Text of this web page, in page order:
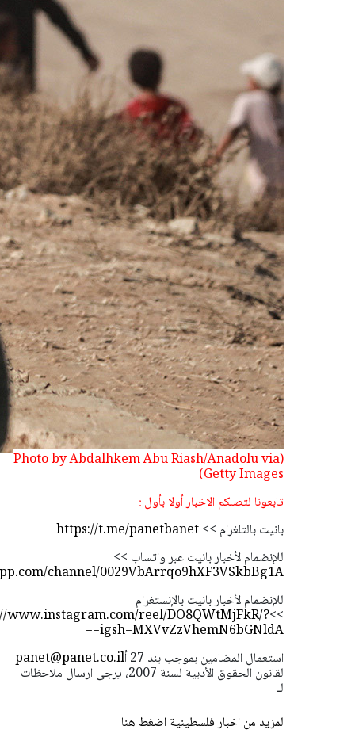
(Photo by Abdalhkem Abu Riash/Anadolu via
Getty Images)
تابعونا لتصلكم الاخبار أولا بأول :
بانيت بالتلغرام >>https://t.me/panetbanet
للإنضمام لأخبار بانيت عبر واتساب >>
channel/0029VbArrqo9hXF3VSkbBg1A
للإنضمام لأخبار بانيت بالإنستغرام
>>
www.instagram.com/reel/DO8QWtMjFkR/?
igsh=MXVvZzVhemN6bGNldA==
panet@panet.co.ilاستعمال المضامين بموجب بند 27 أ
لقانون الحقوق الأدبية لسنة 2007، يرجى ارسال ملاحظات
لـ
لمزيد من اخبار فلسطينية اضغط هنا